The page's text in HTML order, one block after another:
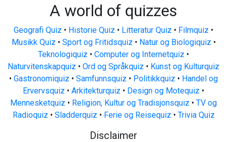
A world of quizzes
Geografi Quiz • Historie Quiz • Litteratur Quiz • Filmquiz •
Musikk Quiz • Sport og Fritidsquiz • Natur og Biologiquiz •
Teknologiquiz • Computer og Internetquiz •
Naturvitenskapquiz • Ord og Språkquiz • Kunst og Kulturquiz
• Gastronomiquiz • Samfunnsquiz • Politikkquiz • Handel og
Ervervsquiz • Arkitekturquiz • Design og Motequiz •
Mennesketquiz • Religion, Kultur og Tradisjonsquiz • TV og
Radioquiz • Sladderquiz • Ferie og Reisequiz • Trivia Quiz
Disclaimer